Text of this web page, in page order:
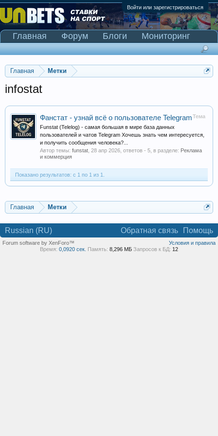
Войти или зарегистрироваться
Главная Метки
infostat
Тема
Фанстат - узнай всё о пользователе Telegram
Funstat (Telelog) - самая большая в мире база данных
пользователей и чатов Telegram Хочешь знать чем интересуется,
и получить сообщения человека?...
Автор темы: funstat 28 апр 2026 , ответов - 5, в разделе: Реклама
и коммерция
Показано результатов: с 1 по 1 из 1.
Главная Метки
Главная Форум Блоги
Мониторинг
Сканер Pinnacle
Russian (RU) Обратная связь Помощь
Условия и правила
Forum software by XenForo™
Время: 0,0920 сек. Память: 8,296 МБ Запросов к БД: 12